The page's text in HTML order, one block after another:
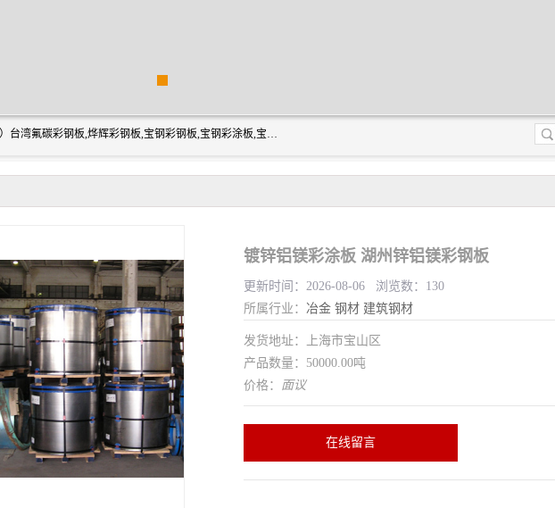
上海志辰实业有限公司主要经销:上海宝钢彩钢卷（宝钢总厂）台湾氟碳彩钢板,烨辉彩钢板,宝钢彩钢板,宝钢彩涂板,宝钢彩钢卷,马钢彩钢板,马钢彩钢卷,镀铝锌钢板,PVDF彩钢板,台湾烨辉彩钢板,高耐候彩钢板,硅改性彩钢板,规格齐全。
镀锌铝镁彩涂板 湖州锌铝镁彩钢板
更新时间：2026-08-06 浏览数：130
所属行业： 冶金 钢材 建筑钢材
发货地址：上海市宝山区
产品数量：50000.00吨
价格： 面议
在线留言